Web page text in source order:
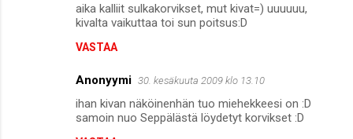
aika kalliit sulkakorvikset, mut kivat=) uuuuuu,
kivalta vaikuttaa toi sun poitsus:D
VASTAA
Anonyymi 30. kesäkuuta 2009 klo 13.10
ihan kivan näköinenhän tuo miehekkeesi on :D
samoin nuo Seppälästä löydetyt korvikset :D